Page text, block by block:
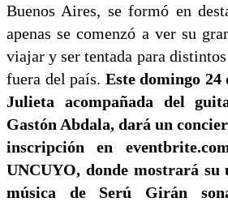
Buenos Aires, se formó en
apenas se comenzó a ver su
viajar y ser tentada para
fuera del país. Este domingo 24
Julieta acompañada del
Gastón Abdala, dará un
inscripción en
UNCUYO, donde mostrará
música de Serú Girán